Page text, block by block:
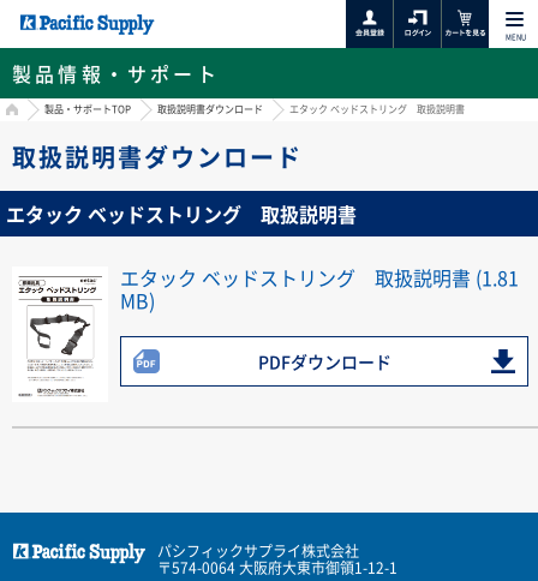
MENU
製品情報・サポート
HOME製品・サポートTOP 取扱説明書ダウンロード エタック ベッドストリング 取扱説明書
取扱説明書ダウンロード
エタック ベッドストリング 取扱説明書
エタック ベッドストリング 取扱説明書 (1.81
MB)
PDFダウンロード
パシフィックサプライ株式会社
〒574-0064 大阪府大東市御領1-12-1